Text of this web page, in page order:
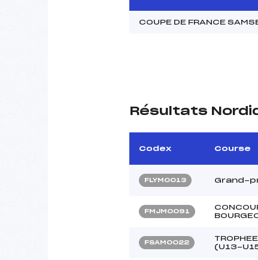
COUPE DE FRANCE
Résultats
Codex Course
FLYM0013 Grand-
FMJM0091
FSAM0022
(U13-